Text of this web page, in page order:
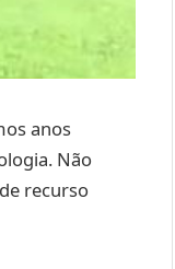
anos
Não
recurso